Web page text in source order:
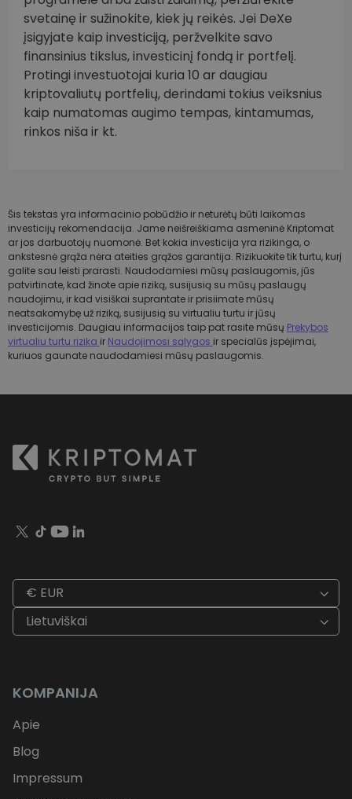
svetainę ir sužinokite, kiek jų reikės. Jei DeXe
įsigyjate kaip investiciją, peržvelkite savo
finansinius tikslus, investicinį fondą ir portfelį.
Protingi investuotojai kuria 10 ar daugiau
kriptovaliutų portfelių, derindami tokius veiksnius
kaip numatomas augimo tempas, kintamumas,
rinkos niša ir kt.
Šis tekstas yra informacinio pobūdžio ir neturėtų būti laikomas
investicijų rekomendacija. Jame neišreiškiama asmeninė Kriptomat
ar jos darbuotojų nuomonė. Bet kokia investicija yra rizikinga, o
ankstesnė grąža nėra ateities grąžos garantija. Rizikuokite tik turtu, kurį
galite sau leisti prarasti. Naudodamiesi mūsų paslaugomis, jūs
patvirtinate, kad žinote apie riziką, susijusią su mūsų paslaugų
naudojimu, ir kad visiškai suprantate ir prisiimate mūsų
neatsakomybę už riziką, susijusią su virtualiu turtu ir jūsų
investicijomis. Daugiau informacijos taip pat rasite mūsų Prekybos
virtualiu turtu rizika ir Naudojimosi sąlygos ir specialūs įspėjimai,
kuriuos gaunate naudodamiesi mūsų paslaugomis.
€ EUR
Lietuviškai
KOMPANIJA
Apie
Blog
Impressum